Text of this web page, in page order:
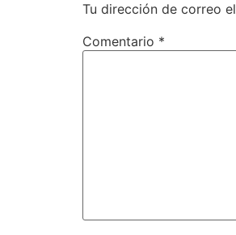
Tu dirección de correo
Comentario *